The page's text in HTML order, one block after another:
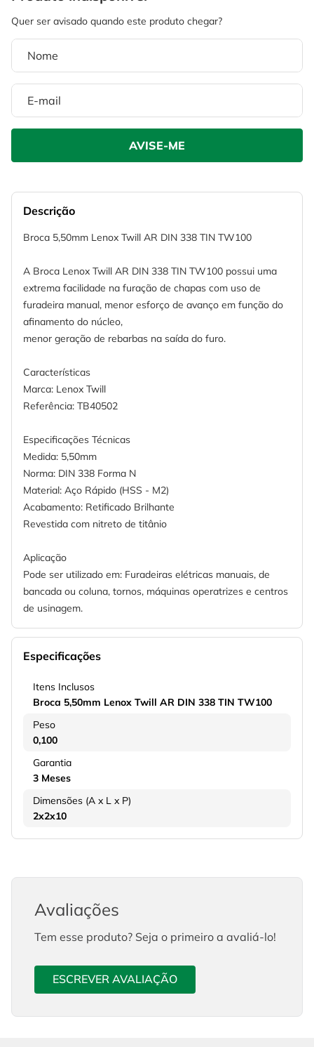
Descrição
Broca 5,50mm Lenox Twill AR DIN 338 TIN TW100
A Broca Lenox Twill AR DIN 338 TIN TW100 possui uma
extrema facilidade na furação de chapas com uso de
furadeira manual, menor esforço de avanço em função do
afinamento do núcleo,
menor geração de rebarbas na saída do furo.
Características
Marca: Lenox Twill
Referência: TB40502
Especificações Técnicas
Medida: 5,50mm
Norma: DIN 338 Forma N
Material: Aço Rápido (HSS - M2)
Acabamento: Retificado Brilhante
Revestida com nitreto de titânio
Aplicação
Pode ser utilizado em: Furadeiras elétricas manuais, de
bancada ou coluna, tornos, máquinas operatrizes e centros
de usinagem.
Especificações
Itens Inclusos
Broca 5,50mm Lenox Twill AR DIN 338 TIN TW100
Peso
0,100
Garantia
3 Meses
Dimensões (A x L x P)
2x2x10
Avaliações
Tem esse produto? Seja o primeiro a avaliá-lo!
ESCREVER AVALIAÇÃO
8º
10º chave impacto
º esmerilhadeira
fio
º serra copo
º